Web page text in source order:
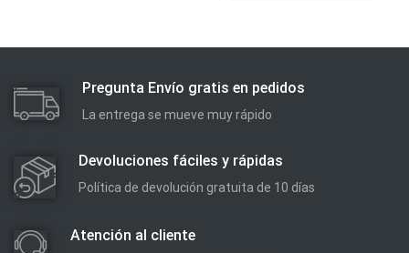
Pregunta Envío gratis en pedidos
La entrega se mueve muy rápido
Devoluciones fáciles y rápidas
Política de devolución gratuita de 10 días
Atención al cliente